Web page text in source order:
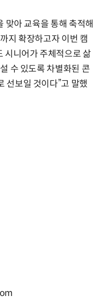
맞아 교육을 통해 축적해
지 확장하고자 이번 캠
시니어가 주체적으로 삶
수 있도록 차별화된 콘
선보일 것이다”고 말했